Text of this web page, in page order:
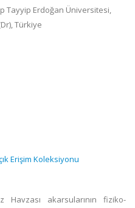
Tayyip Erdoğan Üniversitesi,
Türkiye
Erişim Koleksiyonu
Havzası akarsularının fiziko-